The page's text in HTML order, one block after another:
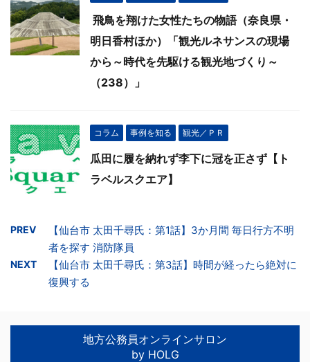
飛鳥を翔けた女性たちの物語（奈良県・
明日香村ほか）「観光ルネサンスの現場
から～時代を先駆ける観光地づくり～
（238）」
コラム 事例を知る 観光／ＰＲ
瓜田に履を納れず李下に冠を正さず【ト
ラベルスクエア】
PREV
【仙台市 太田千尋氏：第1話】3か月間 毎日行方不明
者を探す 消防隊員
NEXT
【仙台市 太田千尋氏：第3話】時間が経ったら絶対に
復興する
地方公務員オンラインサロン
by HOLG